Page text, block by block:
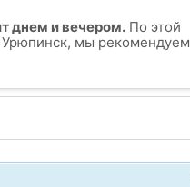
днем и вечером.По этой
Урюпинск, мы рекомендуем